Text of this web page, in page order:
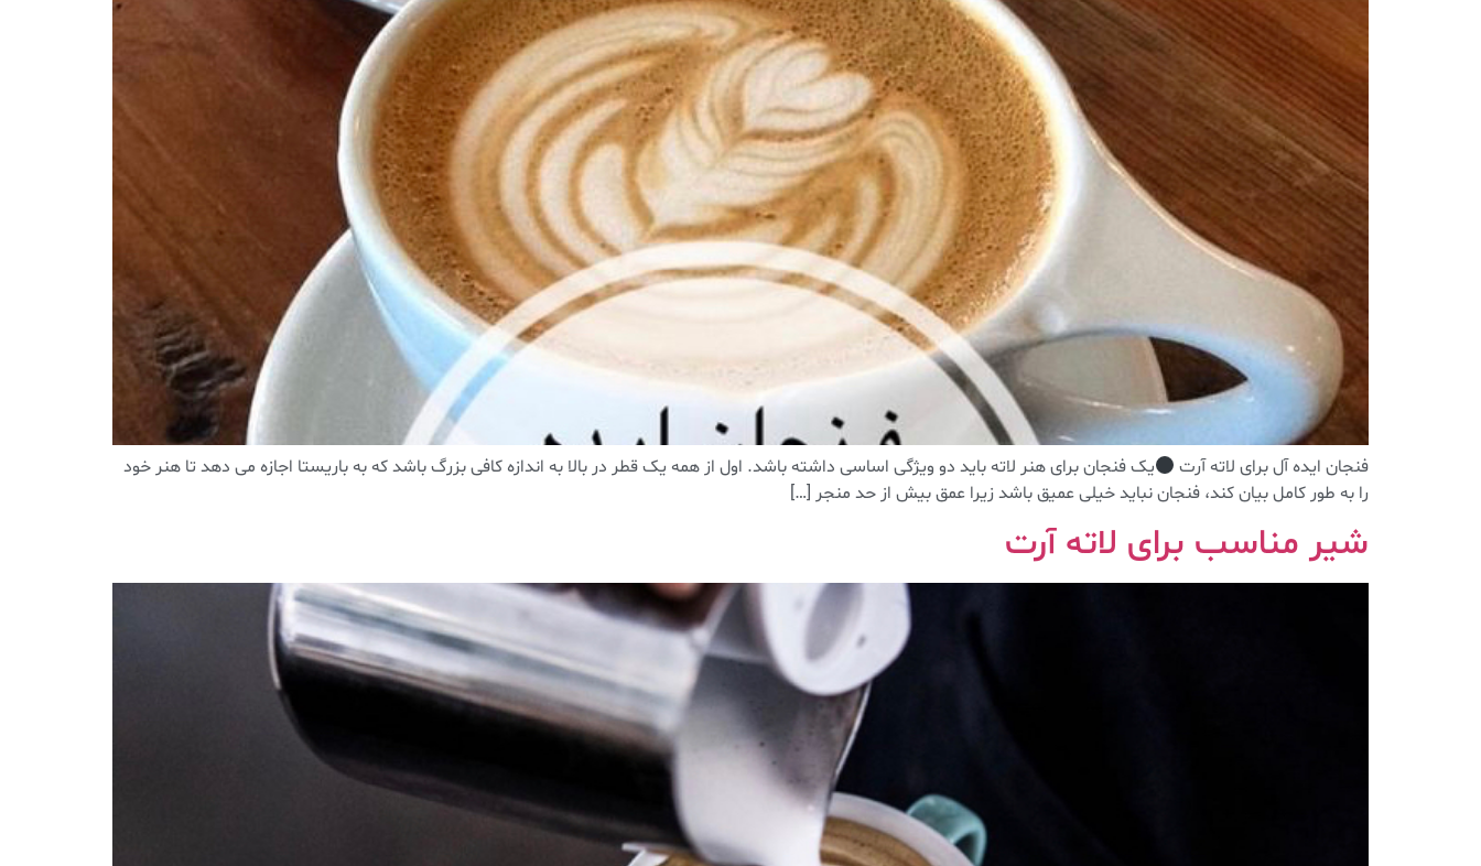
فنجان ایده آل برای لاته آرت
یک فنجان برای هنر لاته باید دو ویژگی اساسی داشته باشد. اول از همه یک قطر در بالا به اندازه کافی بزرگ باشد که به باریستا اجازه می دهد تا هنر خود
را به طور کامل بیان کند، فنجان نباید خیلی عمیق باشد زیرا عمق بیش از حد منجر […]
شیر مناسب برای لاته آرت